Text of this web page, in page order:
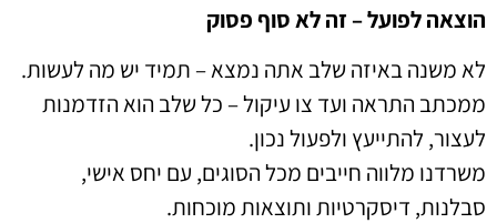
הוצאה לפועל – זה לא סוף פסוק
לא משנה באיזה שלב אתה נמצא – תמיד יש מה לעשות.
ממכתב התראה ועד צו עיקול – כל שלב הוא הזדמנות
לעצור, להתייעץ ולפעול נכון.
משרדנו מלווה חייבים מכל הסוגים, עם יחס אישי,
סבלנות, דיסקרטיות ותוצאות מוכחות.